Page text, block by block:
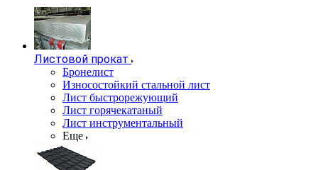
Листовой прокат
Бронелист
Износостойкий стальной лист
Лист быстрорежующий
Лист горячекатаный
Лист инструментальный
Еще